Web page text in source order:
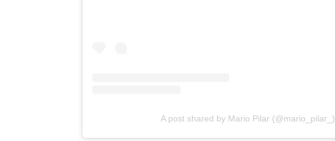
A post shared by Mario Pilar (@mario_pilar_)